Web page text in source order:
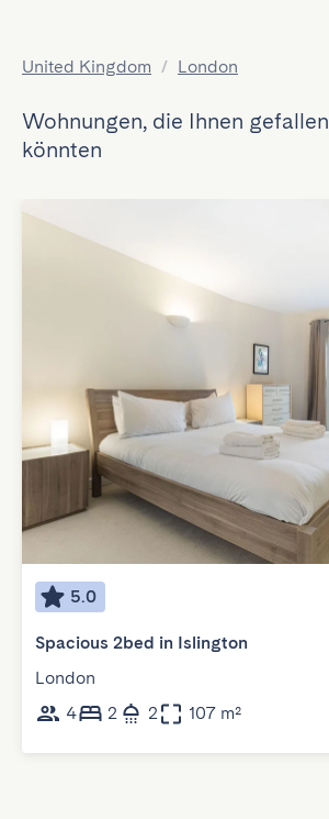
United Kingdom / London
Wohnungen, die Ihnen gefallen
könnten
5.0
Spacious 2bed in Islington
London
4
2 2 107 m²